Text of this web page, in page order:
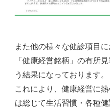
また他の様々な健診項目
「健康経営銘柄」の有所
う結果になっております。
これにより、健康経営に
は総じて生活習慣・各種